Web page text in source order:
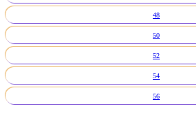
48
50
52
54
56